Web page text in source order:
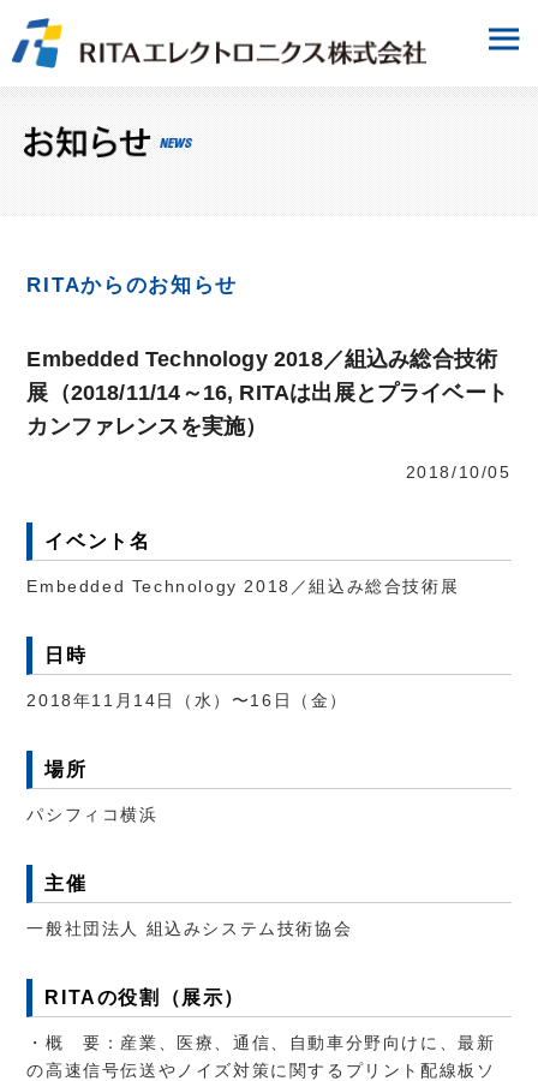
RITAからのお知らせ
Embedded Technology 2018／組込み総合技術
展（2018/11/14～16, RITAは出展とプライベート
カンファレンスを実施）
2018/10/05
イベント名
Embedded Technology 2018／組込み総合技術展
日時
2018年11月14日（水）〜16日（金）
場所
パシフィコ横浜
主催
一般社団法人 組込みシステム技術協会
RITAの役割（展示）
・概 要：産業、医療、通信、自動車分野向けに、最新
の高速信号伝送やノイズ対策に関するプリント配線板ソ